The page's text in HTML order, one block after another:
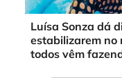
Luísa Sonza dá
estabilizarem no
todos vêm